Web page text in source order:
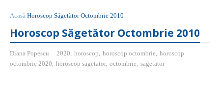
Acasă Horoscop Săgetător Octombrie 2010
Horoscop Săgetător Octombrie 2010
Diana Popescu 2020, horoscop, horoscop octombrie, horoscop
octombrie 2020, horoscop sagetator, octombrie, sagetator